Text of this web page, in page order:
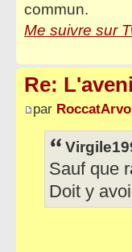
commun.
Me suivre sur
Re:
par RoccatArvo
Sauf que
Doit y